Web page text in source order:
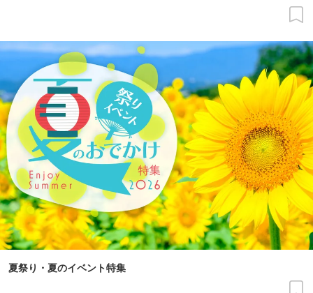
夏祭り・夏のイベント特集